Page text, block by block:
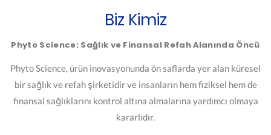
Biz Kimiz
Phyto Science: Sağlık ve Finansal Refah Alanında Öncü
Phyto Science, ürün inovasyonunda ön saflarda yer alan küresel
bir sağlık ve refah şirketidir ve insanların hem fiziksel hem de
finansal sağlıklarını kontrol altına almalarına yardımcı olmaya
kararlıdır.